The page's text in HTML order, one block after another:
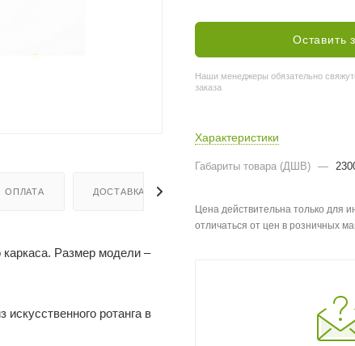
ОПЛАТА ДОСТАВКА
каркаса. Размер модели –
ротанга в
Оставить
Наши менеджеры обязательно
заказа
Характеристики
Габариты товара (ДШВ) —
Цена действительна только для
отличаться от цен в розничных